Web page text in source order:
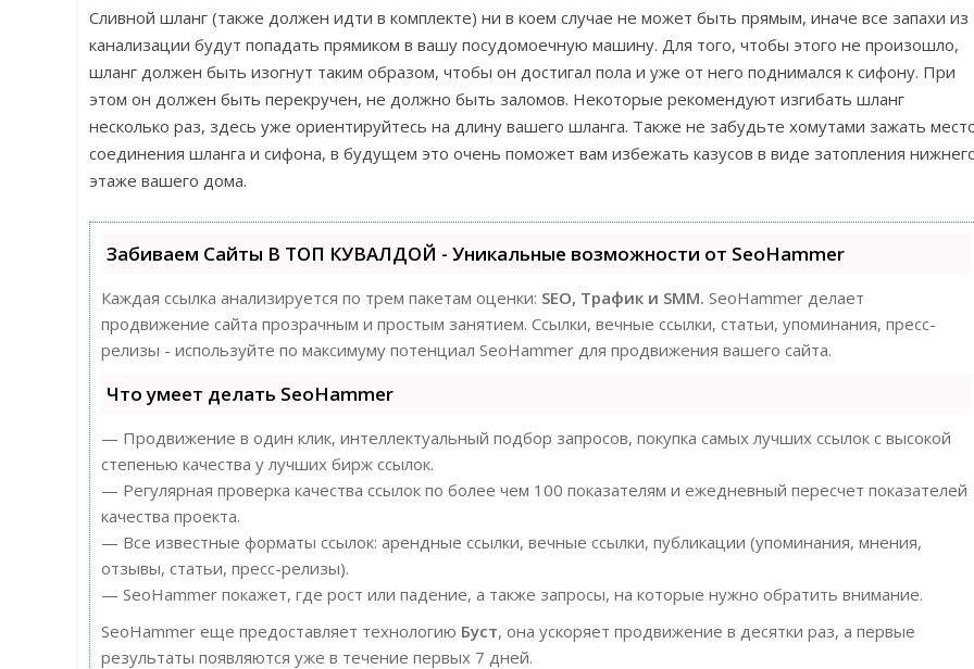
Сливной шланг (также должен идти в комплекте) ни в коем случае не может быть прямым, иначе все запахи из
канализации будут попадать прямиком в вашу посудомоечную машину. Для того, чтобы этого не произошло,
шланг должен быть изогнут таким образом, чтобы он достигал пола и уже от него поднимался к сифону. При
этом он должен быть перекручен, не должно быть заломов. Некоторые рекомендуют изгибать шланг
несколько раз, здесь уже ориентируйтесь на длину вашего шланга. Также не забудьте хомутами зажать
соединения шланга и сифона, в будущем это очень поможет вам избежать казусов в виде затопления
этаже вашего дома.
Забиваем Сайты В ТОП КУВАЛДОЙ - Уникальные возможности от SeoHammer
Каждая ссылка анализируется по трем пакетам оценки: SEO, Трафик и SMM. SeoHammer делает
продвижение сайта прозрачным и простым занятием. Ссылки, вечные ссылки, статьи, упоминания, пресс-
релизы - используйте по максимуму потенциал SeoHammer для продвижения вашего сайта.
Что умеет делать SeoHammer
— Продвижение в один клик, интеллектуальный подбор запросов, покупка самых лучших ссылок с высокой
степенью качества у лучших бирж ссылок.
— Регулярная проверка качества ссылок по более чем 100 показателям и ежедневный пересчет показателей
качества проекта.
— Все известные форматы ссылок: арендные ссылки, вечные ссылки, публикации (упоминания, мнения,
отзывы, статьи, пресс-релизы).
— SeoHammer покажет, где рост или падение, а также запросы, на которые нужно обратить внимание.
SeoHammer еще предоставляет технологию Буст, она ускоряет продвижение в десятки раз, а первые
результаты появляются уже в течение первых 7 дней.